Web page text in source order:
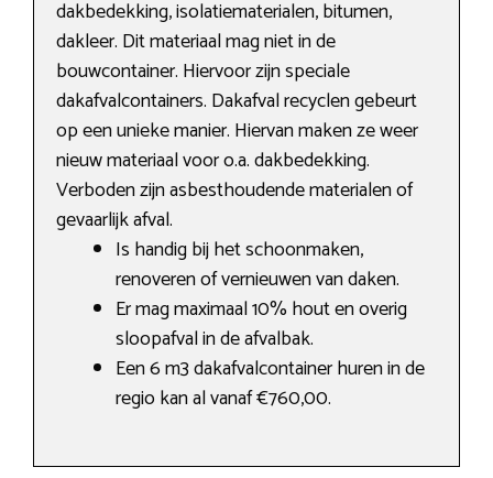
dakbedekking, isolatiematerialen, bitumen,
dakleer. Dit materiaal mag niet in de
bouwcontainer. Hiervoor zijn speciale
dakafvalcontainers. Dakafval recyclen gebeurt
op een unieke manier. Hiervan maken ze weer
nieuw materiaal voor o.a. dakbedekking.
Verboden zijn asbesthoudende materialen of
gevaarlijk afval.
Is handig bij het schoonmaken,
renoveren of vernieuwen van daken.
Er mag maximaal 10% hout en overig
sloopafval in de afvalbak.
Een 6 m3 dakafvalcontainer huren in de
regio kan al vanaf €760,00.